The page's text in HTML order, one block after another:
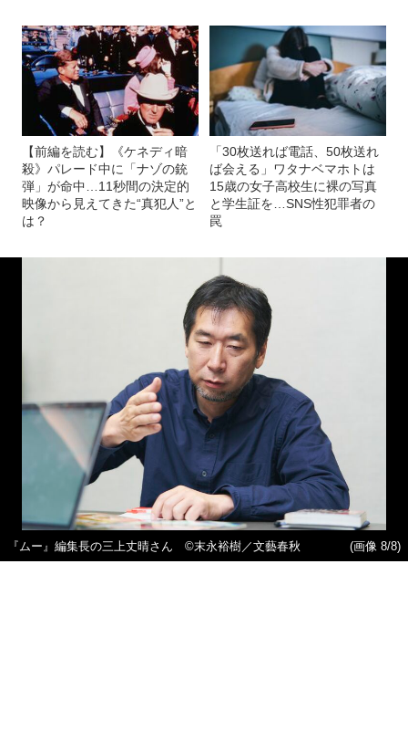
【前編を読む】《ケネディ暗
殺》パレード中に「ナゾの銃
弾」が命中…11秒間の決定的
映像から見えてきた“真犯人”と
は？
「30枚送れば電話、50枚送れ
ば会える」ワタナベマホトは
15歳の女子高校生に裸の写真
と学生証を…SNS性犯罪者の
罠
『ムー』編集長の三上丈晴さん ©末永裕樹／文藝春秋 (画像 8/8)